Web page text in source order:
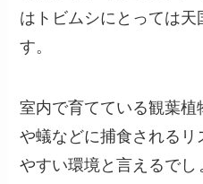
はトビムシにとっては天
す。
室内で育てている観葉
や蟻などに捕食されるリ
やすい環境と言えるでし